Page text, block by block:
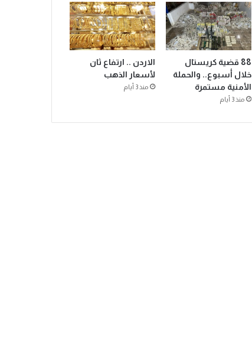
88 قضية كريستال
خلال أسبوع.. والحملة
الأمنية مستمرة
منذ 3 أيام
الاردن .. ارتفاع ثان
لأسعار الذهب
منذ 3 أيام